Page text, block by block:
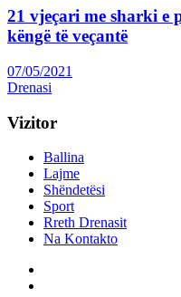
21 vjeçari me sharki e
këngë të veçantë
07/05/2021
Drenasi
Vizitor
Ballina
Lajme
Shëndetësi
Sport
Rreth Drenasit
Na Kontakto